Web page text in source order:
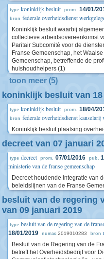
type koninklijk besluit prom. 14/01/
bron federale overheidsdienst
Koninklijk besluit waarbij
collectieve arbeidsovereenkomst
Paritair Subcomité voor de
Franse Gemeenschap, het
Gemeenschap, betreffende de
huishoudhelpers (1)
toon meer (5)
koninklijk besluit van 18
type koninklijk besluit prom. 18/04/
bron federale overheidsdienst kanselarij
Koninklijk besluit plaatsing
decreet van 07 januari
type decreet prom. 07/01/2016 pub.
ministerie van de franse gemeenschap
Decreet houdende integratie van
beleidslijnen van de Franse
besluit van de regering
van 09 januari 2019
type besluit van de regering van de
18/01/2019 numac 2019010283 bron
Besluit van de Regering van de
betreft het Overheidsbedrijf voor